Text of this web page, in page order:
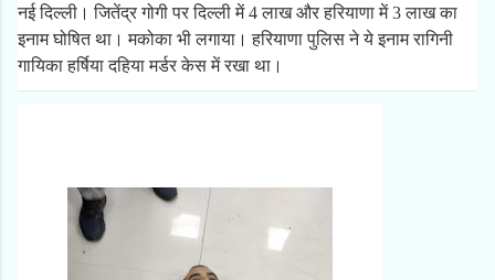
नई दिल्ली। जितेंद्र गोगी पर दिल्ली में 4 लाख और हरियाणा में 3 लाख का
इनाम घोषित था। मकोका भी लगाया। हरियाणा पुलिस ने ये इनाम रागिनी
गायिका हर्षिया दहिया मर्डर केस में रखा था।